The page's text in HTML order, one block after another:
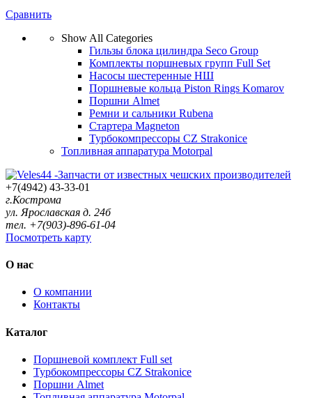
Сравнить
Show All Categories
Гильзы блока цилиндра Seco Group
Комплекты поршневых групп Full Set
Насосы шестеренные НШ
Поршневые кольца Piston Rings Komarov
Поршни Almet
Ремни и сальники Rubena
Стартера Magneton
Турбокомпрессоры CZ Strakonice
Топливная аппаратура Motorpal
+7(4942) 43-33-01
г.Кострома
ул. Ярославская д. 24б
тел. +7(903)-896-61-04
Посмотреть карту
О нас
О компании
Контакты
Каталог
Поршневой комплект Full set
Турбокомпрессоры CZ Strakonice
Поршни Almet